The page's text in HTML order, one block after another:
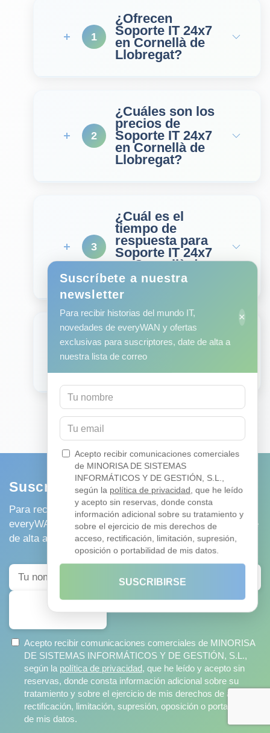
1
¿Ofrecen
Soporte IT 24x7
en Cornellà de
Llobregat?
2
¿Cuáles son los
precios de
Soporte IT 24x7
en Cornellà de
Llobregat?
3
¿Cuál es el
tiempo de
respuesta para
Soporte IT 24x7
en Cornellà de
Llobregat?
4
¿Tienen equipos
locales en
Cornellà de
Llobregat?
Suscríbete a nuestra newsletter
Para recibir historias del mundo IT, novedades de
everyWAN y ofertas exclusivas para suscriptores, date
de alta a nuestra lista de correo
SUSCRIBIRSE
Acepto recibir comunicaciones comerciales de MINORISA
DE SISTEMAS INFORMÁTICOS Y DE GESTIÓN, S.L.,
según la política de privacidad, que he leído y acepto sin
reservas, donde consta información adicional sobre su
tratamiento y sobre el ejercicio de mis derechos de acceso,
rectificación, limitación, supresión, oposición o portabilidad
de mis datos.
Suscríbete a nuestra
newsletter
Para recibir historias del mundo IT,
novedades de everyWAN y ofertas
exclusivas para suscriptores, date de alta a
nuestra lista de correo
×
Acepto recibir comunicaciones comerciales
de MINORISA DE SISTEMAS
INFORMÁTICOS Y DE GESTIÓN, S.L.,
según la política de privacidad, que he leído
y acepto sin reservas, donde consta
información adicional sobre su tratamiento y
sobre el ejercicio de mis derechos de
acceso, rectificación, limitación, supresión,
oposición o portabilidad de mis datos.
SUSCRIBIRSE